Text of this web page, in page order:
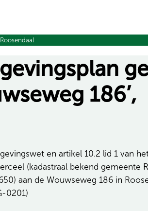
186’,
en artikel 10.2 lid 1 van
(kadastraal bekend gemeente
aan de Wouwseweg 186 in
0201)